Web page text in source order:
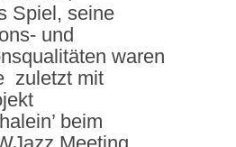
Spiel, seine
und
waren
zuletzt mit
beim